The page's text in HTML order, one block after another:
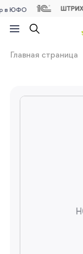
Главная страница